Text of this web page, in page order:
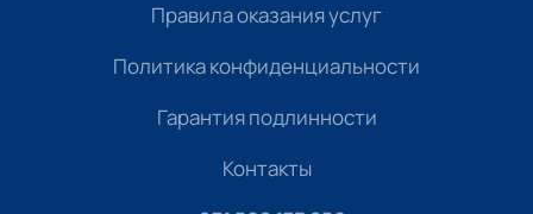
Правила оказания услуг
Политика конфиденциальности
Гарантия подлинности
Контакты